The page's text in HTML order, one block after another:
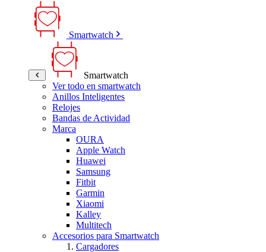
Smartwatch
Smartwatch
Ver todo en smartwatch
Anillos Inteligentes
Relojes
Bandas de Actividad
Marca
OURA
Apple Watch
Huawei
Samsung
Fitbit
Garmin
Xiaomi
Kalley
Multitech
Accesorios para Smartwatch
Cargadores